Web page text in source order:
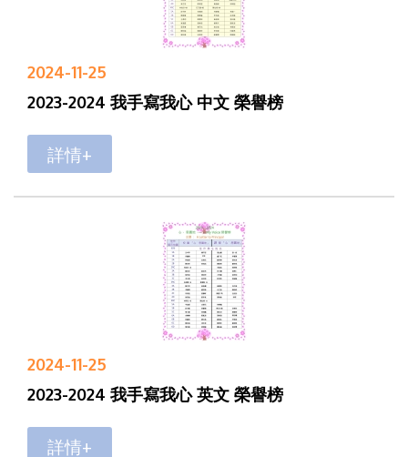
2024-11-25
2023-2024 我手寫我心 中文 榮譽榜
詳情+
2024-11-25
2023-2024 我手寫我心 英文 榮譽榜
詳情+